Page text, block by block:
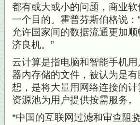
都有或大或小的问题，商业
一个目的。霍普芬斯伯格说
允许国家间的数据流通更加
济良机。”
云计算是指电脑和智能手机
器内存储的文件，被认为是
想，是将大量用网络连接的
资源池为用户提供按需服务。
*中国的互联网过滤和审查阻